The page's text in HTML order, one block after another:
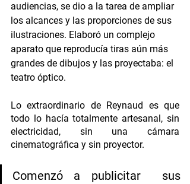
audiencias, se dio a la tarea de ampliar
los alcances y las proporciones de sus
ilustraciones. Elaboró un complejo
aparato que reproducía tiras aún más
grandes de dibujos y las proyectaba: el
teatro óptico.
Lo extraordinario de Reynaud es que
todo lo hacía totalmente artesanal, sin
electricidad, sin una cámara
cinematográfica y sin proyector.
Comenzó a publicitar  sus